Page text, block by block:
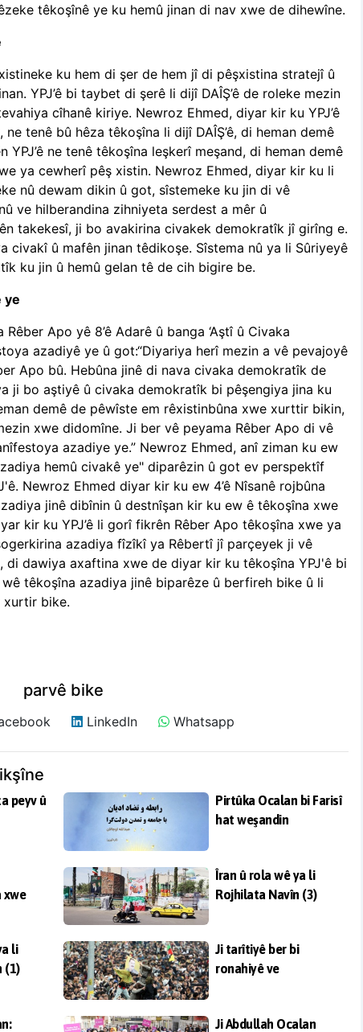
têkoşînê ye ku hemû jinan di nav xwe de dihewîne.
ku hem di şer de hem jî di pêşxistina stratejî û
YPJ’ê bi taybet di şerê li dijî DAÎŞ’ê de roleke mezin
cîhanê kiriye. Newroz Ehmed, diyar kir ku YPJ’ê
tenê bû hêza têkoşîna li dijî DAÎŞ’ê, di heman demê
YPJ’ê ne tenê têkoşîna leşkerî meşand, di heman demê
ya cewherî pêş xistin. Newroz Ehmed, diyar kir ku li
nû dewam dikin û got, sîstemeke ku jin di vê
ve hilberandina zihniyeta serdest a mêr û
takekesî, ji bo avakirina civakek demokratîk jî girîng e.
civakî û mafên jinan têdikoşe. Sîstema nû ya li Sûriyeyê
ku jin û hemû gelan tê de cih bigire be.
ye
Apo yê 8’ê Adarê û banga ‘Aştî û Civaka
azadiyê ye û got:“Diyariya herî mezin a vê pevajoyê
Apo bû. Hebûna jinê di nava civaka demokratîk de
ji bo aştiyê û civaka demokratîk bi pêşengiya jina ku
demê de pêwîste em rêxistinbûna xwe xurttir bikin,
xwe didomîne. Ji ber vê peyama Rêber Apo di vê
azadiye ye.” Newroz Ehmed, anî ziman ku ew
hemû civakê ye" diparêzin û got ev perspektîf
Newroz Ehmed diyar kir ku ew 4’ê Nîsanê rojbûna
jinê dibînin û destnîşan kir ku ew ê têkoşîna xwe
kir ku YPJ’ê li gorî fikrên Rêber Apo têkoşîna xwe ya
azadiya fîzîkî ya Rêbertî jî parçeyek ji vê
di dawiya axaftina xwe de diyar kir ku têkoşîna YPJ'ê bi
wê têkoşîna azadiya jinê biparêze û berfireh bike û li
xurtir bike.
parvê bike
LinkedIn Whatsapp
peyv û
Pirtûka Ocalan bi Farisî
hat weşandin
xwe
Îran û rola wê ya li
Rojhilata Navîn (3)
li
(1)
Ji tarîtiyê ber bi
ronahiyê ve
Ji Abdullah Ocalan